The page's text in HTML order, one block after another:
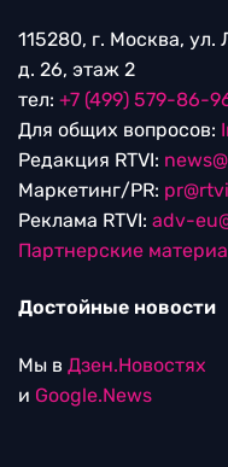
115280, г. Москва, ул.
д. 26, этаж 2
тел: +7 (499) 579-86-
Для общих вопросов:
Редакция RTVI:
Маркетинг/PR:
Реклама RTVI: adv-
Партнерские
Достойные новости
Мы в Дзен.Новостях
и Google.News